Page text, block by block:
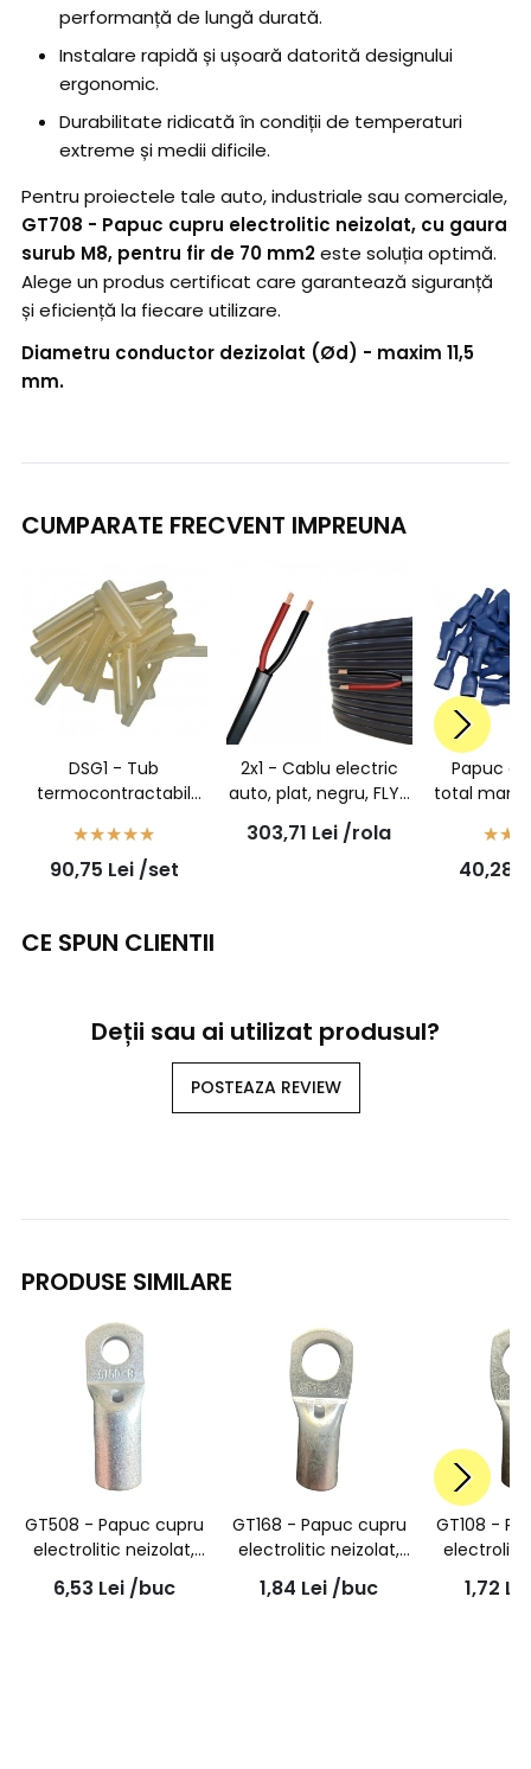
performanță de lungă durată.
Instalare rapidă și ușoară datorită designului
ergonomic.
Durabilitate ridicată în condiții de temperaturi
extreme și medii dificile.
Pentru proiectele tale auto, industriale sau comerciale,
GT708 - Papuc cupru electrolitic neizolat, cu gaura
surub M8, pentru fir de 70 mm2este soluția optimă.
Alege un produs certificat care garantează siguranță
și eficiență la fiecare utilizare.
Diametru conductor dezizolat (Ød) - maxim 11,5
mm.
CUMPARATE FRECVENT IMPREUNA
DSG1 - Tub
termocontractabil
- 6/1,4 - set 100
bucati
90,75 Lei /set
2x1 - Cablu electric
auto, plat, negru, FLYY
2x1 mmp, rola 50ml
303,71 Lei /rola
Papuc
total
40,28
CE SPUN CLIENTII
Deții sau ai utilizat produsul?
POSTEAZA REVIEW
PRODUSE SIMILARE
GT508 - Papuc cupru
electrolitic neizolat,
cu gaura surub M8,
pentru fir de 50mmp
6,53 Lei /buc
GT168 - Papuc cupru
electrolitic neizolat,
cu gaura surub M8,
pentru fir de 16mmp
1,84 Lei /buc
GT108 -
pentru fir
1,72 Lei